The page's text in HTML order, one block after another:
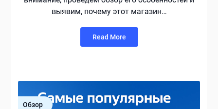
выявим, почему этот магазин…
Read More
Обзор